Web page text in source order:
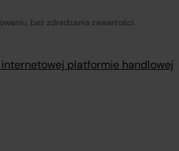
bez zdradzania zawartości.
internetowej platformie handlowej